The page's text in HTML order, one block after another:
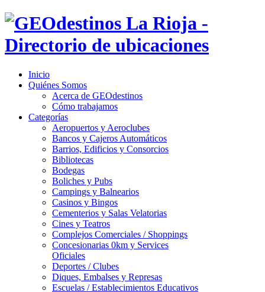
Inicio
Quiénes Somos
Acerca de GEOdestinos
Cómo trabajamos
Categorías
Aeropuertos y Aeroclubes
Bancos y Cajeros Automáticos
Barrios, Edificios y Consorcios
Bibliotecas
Bodegas
Boliches y Pubs
Campings y Balnearios
Casinos y Bingos
Cementerios y Salas Velatorias
Cines y Teatros
Complejos Comerciales / Shoppings
Concesionarias 0km y Services
Oficiales
Deportes / Clubes
Diques, Embalses y Represas
Escuelas / Establecimientos Educativos